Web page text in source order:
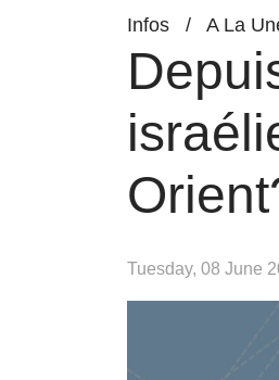
Infos / A La
Tuesday, 08 June